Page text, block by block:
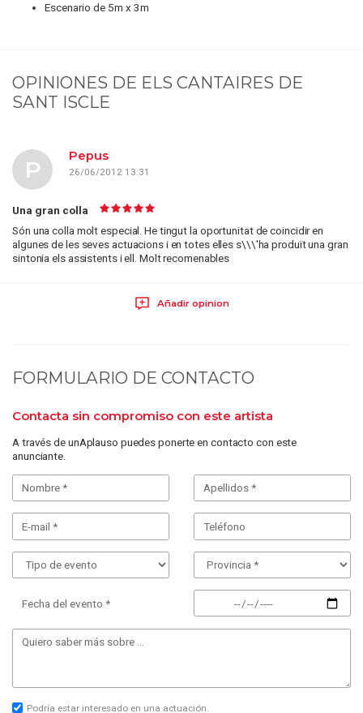
Escenario de 5m x 3m
OPINIONES DE ELS CANTAIRES DE
SANT ISCLE
Pepus
26/06/2012 13:31
P
Una gran colla
Són una colla molt especial. He tingut la oportunitat de coincidir en
algunes de les seves actuacions i en totes elles s\\\'ha produït una gran
sintonia els assistents i ell. Molt recomenables
Añadir opinion
FORMULARIO DE CONTACTO
Contacta sin compromiso con este artista
A través de unAplauso puedes ponerte en contacto con este
anunciante.
Fecha del evento *
Podría estar interesado en una actuación.